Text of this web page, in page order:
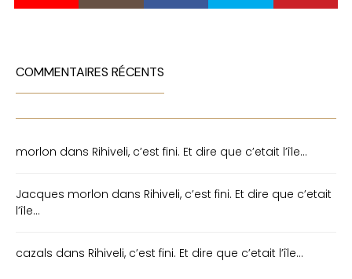
COMMENTAIRES RÉCENTS
morlon dans Rihiveli, c’est fini. Et dire que c’etait l’île…
Jacques morlon dans Rihiveli, c’est fini. Et dire que c’etait
l’île…
cazals dans Rihiveli, c’est fini. Et dire que c’etait l’île…